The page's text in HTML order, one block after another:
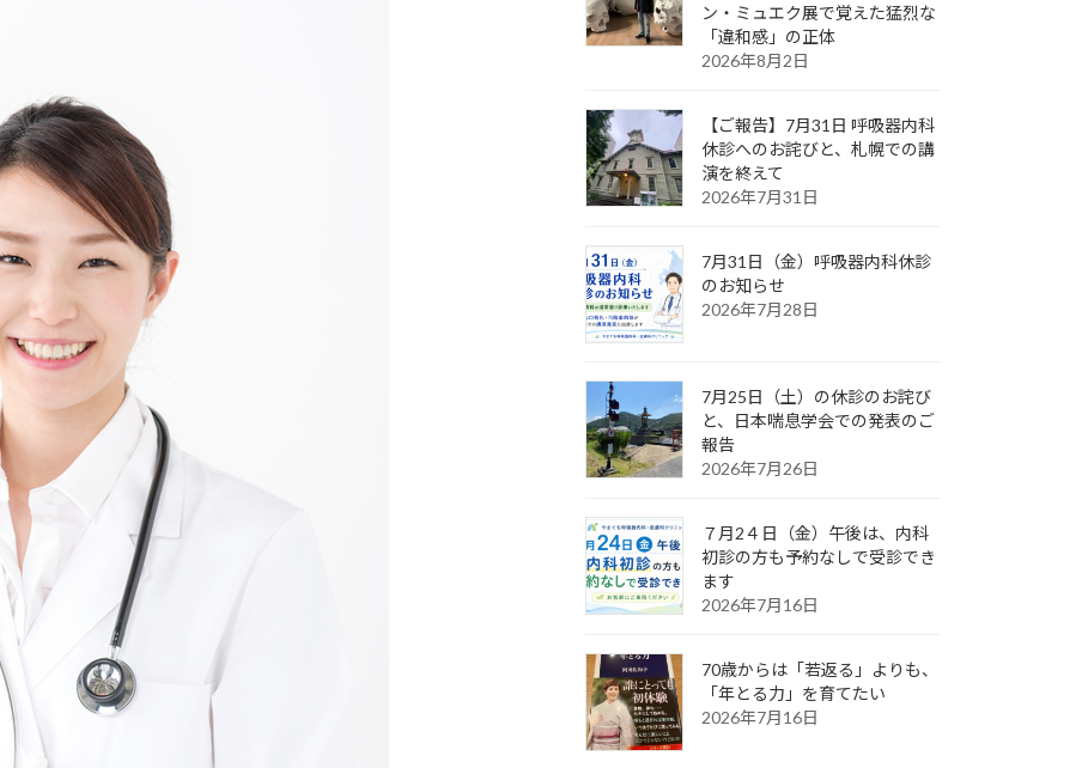
ン・ミュエク展で覚えた猛烈な
「違和感」の正体
2026年8月2日
【ご報告】7月31日 呼吸器内科
休診へのお詫びと、札幌での講
演を終えて
2026年7月31日
7月31日（金）呼吸器内科休診
のお知らせ
2026年7月28日
7月25日（土）の休診のお詫び
と、日本喘息学会での発表のご
報告
2026年7月26日
７月2４日（金）午後は、内科
初診の方も予約なしで受診でき
ます
2026年7月16日
70歳からは「若返る」よりも、
「年とる力」を育てたい
2026年7月16日